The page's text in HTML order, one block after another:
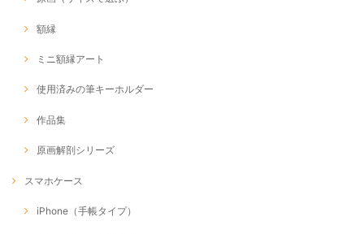
額縁
ミニ額縁アート
使用済みの筆キーホルダー
作品集
原画解剖シリーズ
スマホケース
iPhone（手帳タイプ）